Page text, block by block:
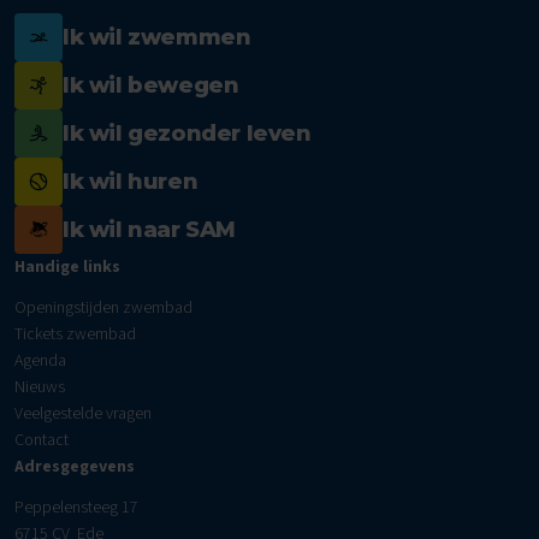
Ik wil zwemmen
Ik wil bewegen
Ik wil gezonder leven
Ik wil huren
Ik wil naar SAM
Handige links
Openingstijden zwembad
Tickets zwembad
Agenda
Nieuws
Veelgestelde vragen
Contact
Adresgegevens
Peppelensteeg 17
6715 CV Ede